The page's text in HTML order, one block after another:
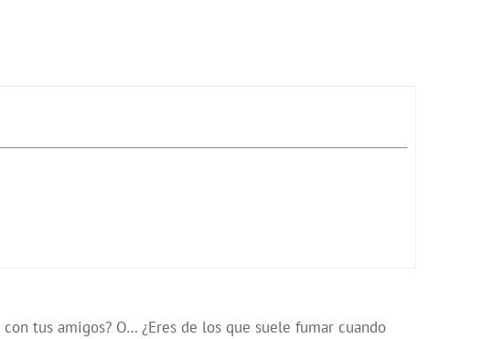
tus amigos? O… ¿Eres de los que suele fumar cuando